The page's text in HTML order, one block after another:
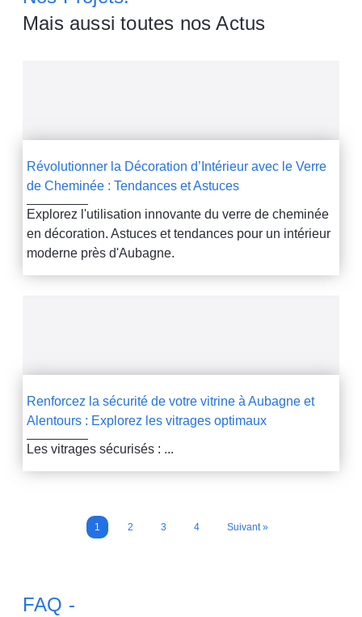
Mais aussi toutes nos Actus
Révolutionner la Décoration d’Intérieur avec le Verre
de Cheminée : Tendances et Astuces
Explorez l'utilisation innovante du verre de cheminée
en décoration. Astuces et tendances pour un intérieur
moderne près d'Aubagne.
Renforcez la sécurité de votre vitrine à Aubagne et
Alentours : Explorez les vitrages optimaux
Les vitrages sécurisés : ...
1 2 3 4 Suivant »
FAQ -